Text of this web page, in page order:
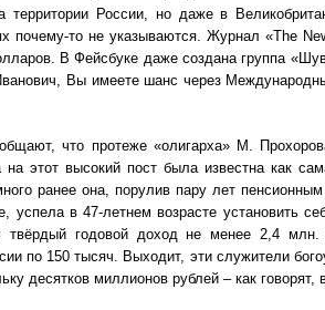
территории России, но даже в
почему-то не указываются. Журнал «The
В Фейсбуке даже создана группа
Вы имеете шанс через
что протеже «олигарха» М.
этот высокий пост была известна как
ранее она, порулив пару лет
успела в 47-летнем возрасте установить
твёрдый годовой доход не менее 2,4
по 150 тысяч. Выходит, эти служители
десятков миллионов рублей – как говорят,